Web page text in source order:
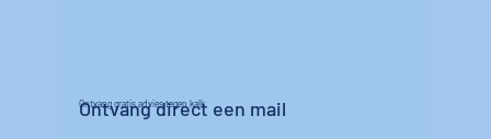
Ontvang gratis advies tegen kalk
Ontvang direct een mail